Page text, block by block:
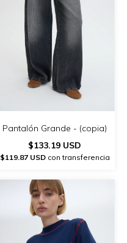
Pantalón Grande - (copia)
$133.19 USD
$119.87 USDcon transferencia